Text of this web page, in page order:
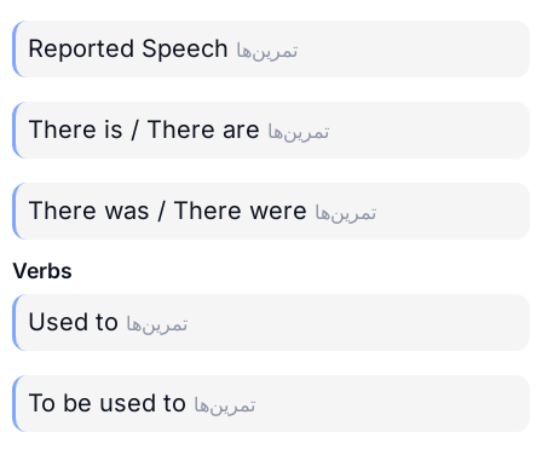
Reported Speech تمرین‌ها
There is / There are تمرین‌ها
There was / There were تمرین‌ها
Verbs
Used to تمرین‌ها
To be used to تمرین‌ها